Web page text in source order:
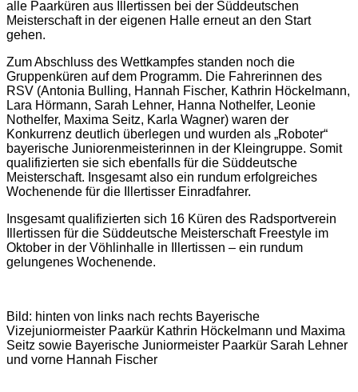
alle Paarküren aus Illertissen bei der Süddeutschen
Meisterschaft in der eigenen Halle erneut an den Start
gehen.
Zum Abschluss des Wettkampfes standen noch die
Gruppenküren auf dem Programm. Die Fahrerinnen des
RSV (Antonia Bulling, Hannah Fischer, Kathrin Höckelmann,
Lara Hörmann, Sarah Lehner, Hanna Nothelfer, Leonie
Nothelfer, Maxima Seitz, Karla Wagner) waren der
Konkurrenz deutlich überlegen und wurden als „Roboter“
bayerische Juniorenmeisterinnen in der Kleingruppe. Somit
qualifizierten sie sich ebenfalls für die Süddeutsche
Meisterschaft. Insgesamt also ein rundum erfolgreiches
Wochenende für die Illertisser Einradfahrer.
Insgesamt qualifizierten sich 16 Küren des Radsportverein
Illertissen für die Süddeutsche Meisterschaft Freestyle im
Oktober in der Vöhlinhalle in Illertissen – ein rundum
gelungenes Wochenende.
Bild: hinten von links nach rechts Bayerische
Vizejuniormeister Paarkür Kathrin Höckelmann und Maxima
Seitz sowie Bayerische Juniormeister Paarkür Sarah Lehner
und vorne Hannah Fischer